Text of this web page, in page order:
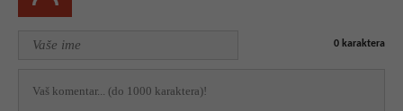
0 karaktera